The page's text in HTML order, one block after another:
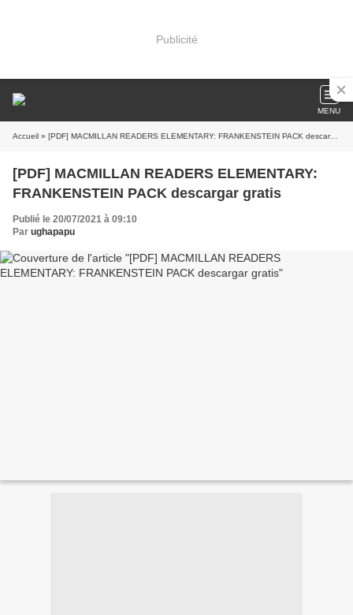
Publicité
MENU
Accueil » [PDF] MACMILLAN READERS ELEMENTARY: FRANKENSTEIN PACK descargar gratis
[PDF] MACMILLAN READERS ELEMENTARY:
FRANKENSTEIN PACK descargar gratis
Publié le 20/07/2021 à 09:10
Par ughapapu